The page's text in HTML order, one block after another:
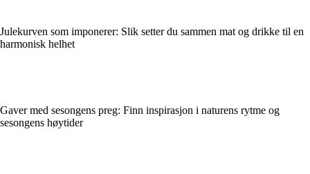
Julekurven som imponerer: Slik setter du sammen mat og drikke til en
harmonisk helhet
Gaver med sesongens preg: Finn inspirasjon i naturens rytme og
sesongens høytider